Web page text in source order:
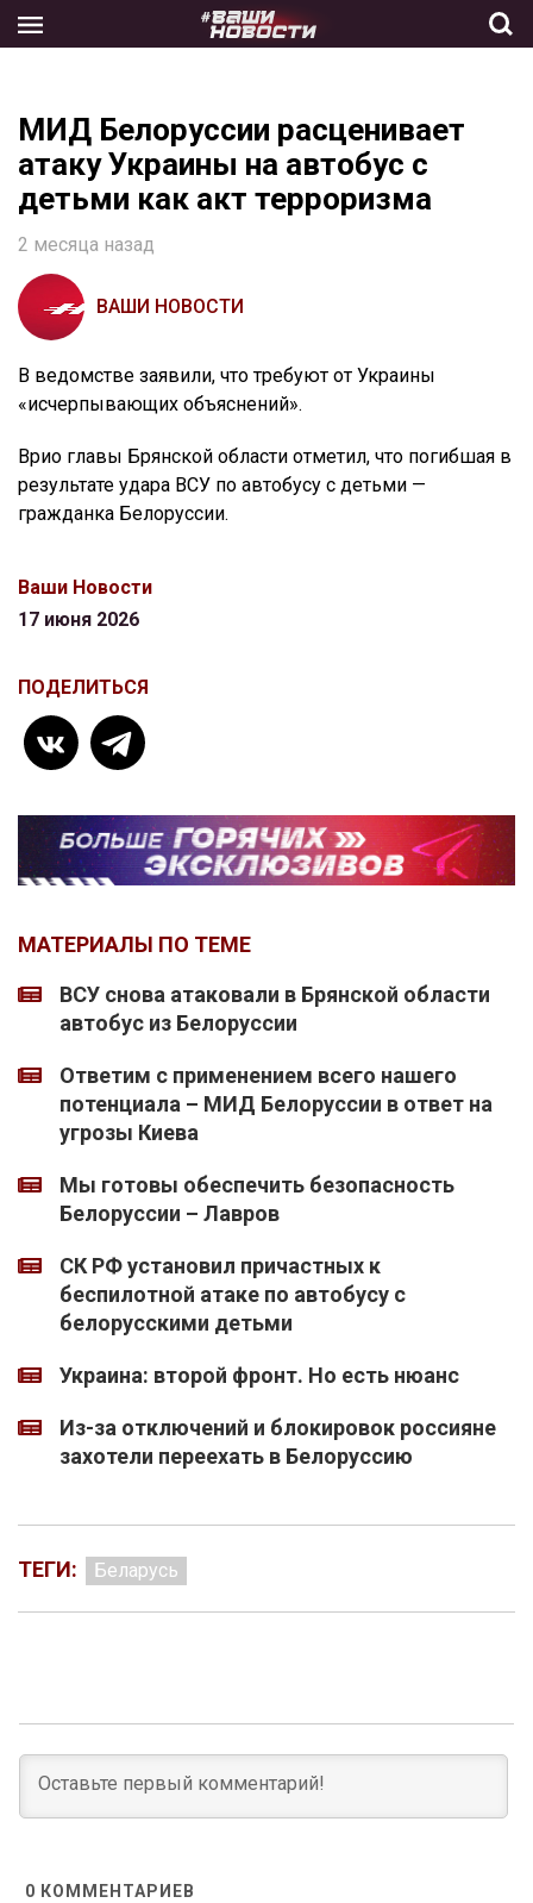
the
МИД Белоруссии расценивает
атаку Украины на автобус с
детьми как акт терроризма
2 месяца назад
ВАШИ НОВОСТИ
В ведомстве заявили, что требуют от Украины
«исчерпывающих объяснений».
Врио главы Брянской области отметил, что погибшая в
результате удара ВСУ по автобусу с детьми —
гражданка Белоруссии.
Ваши Новости
17 июня 2026
ПОДЕЛИТЬСЯ
МАТЕРИАЛЫ ПО ТЕМЕ
ВСУ снова атаковали в Брянской области
автобус из Белоруссии
Ответим с применением всего нашего
потенциала – МИД Белоруссии в ответ на
угрозы Киева
Мы готовы обеспечить безопасность
Белоруссии – Лавров
СК РФ установил причастных к
беспилотной атаке по автобусу с
белорусскими детьми
Украина: второй фронт. Но есть нюанс
Из-за отключений и блокировок россияне
захотели переехать в Белоруссию
ТЕГИ: Беларусь
0 КОММЕНТАРИЕВ